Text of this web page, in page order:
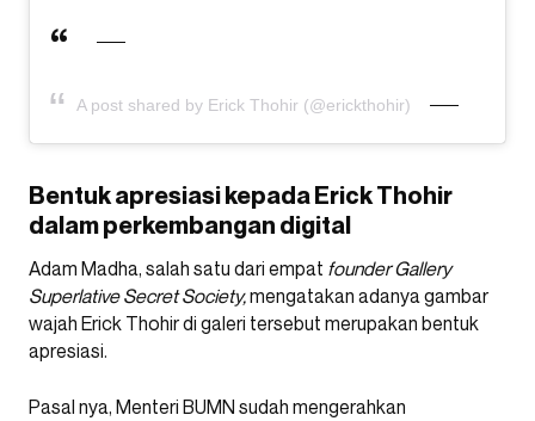
A post shared by Erick Thohir (@erickthohir)
Bentuk apresiasi kepada Erick Thohir
dalam perkembangan digital
Adam Madha, salah satu dari empat founder Gallery
Superlative Secret Society,mengatakan adanya gambar
wajah Erick Thohir di galeri tersebut merupakan bentuk
apresiasi.
Pasal nya, Menteri BUMN sudah mengerahkan